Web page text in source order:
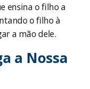
ensina o filho a
o filho à
a mão dele.
a Nossa